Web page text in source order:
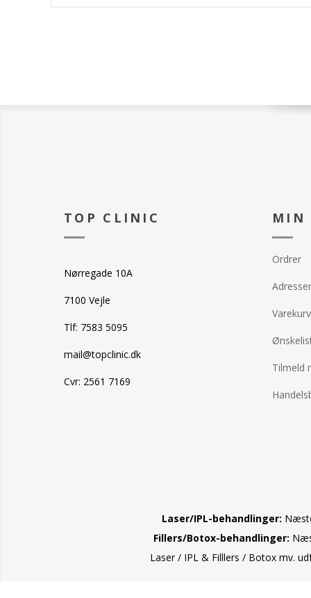
TOP CLINIC
Nørregade 10A
7100 Vejle
Tlf: 7583 5095
mail@topclinic.dk
Cvr: 2561 7169
MIN
Ordrer
Adresser
Varekurv
Tilmeld
Laser/IPL-behandlinger:
Fillers/Botox-behandlinger:
Laser / IPL & Filllers / Botox mv.